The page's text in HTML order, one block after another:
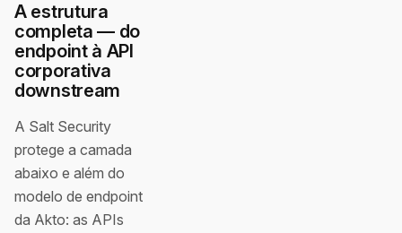
A estrutura
completa — do
endpoint à API
corporativa
downstream
A Salt Security
protege a camada
abaixo e além do
modelo de endpoint
da Akto: as APIs